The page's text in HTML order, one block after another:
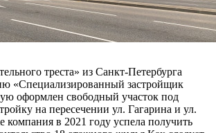
треста» из Санкт-Петербурга
«Специализированный застройщик
оформлен свободный участок под
на пересечении ул. Гагарина и ул.
в 2021 году успела получить